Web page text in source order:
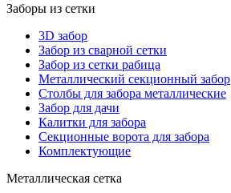
Заборы из сетки
3D забор
Забор из сварной сетки
Забор из сетки рабица
Металлический секционный забор
Столбы для забора металлические
Забор для дачи
Калитки для забора
Секционные ворота для забора
Комплектующие
Металлическая сетка